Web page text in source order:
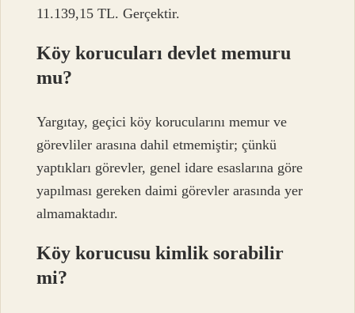
11.139,15 TL. Gerçektir.
Köy korucuları devlet memuru
mu?
Yargıtay, geçici köy korucularını memur ve
görevliler arasına dahil etmemiştir; çünkü
yaptıkları görevler, genel idare esaslarına göre
yapılması gereken daimi görevler arasında yer
almamaktadır.
Köy korucusu kimlik sorabilir
mi?